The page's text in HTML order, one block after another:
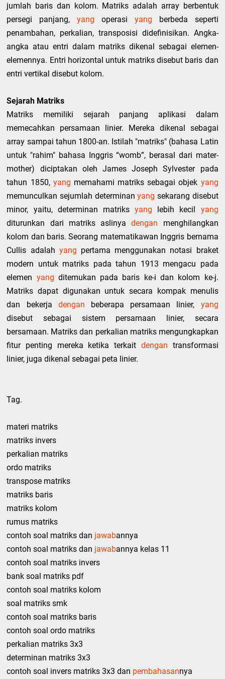
jumlah baris dan kolom. Matriks adalah array berbentuk
persegi panjang,yang operasi yang berbeda seperti
penambahan, perkalian, transposisi didefinisikan. Angka-
angka atau entri dalam matriks dikenal sebagai elemen-
elemennya. Entri horizontal untuk matriks disebut baris dan
entri vertikal disebut kolom.
Sejarah Matriks
Matriks memiliki sejarah panjang aplikasi dalam
memecahkan persamaan linier. Mereka dikenal sebagai
array sampai tahun 1800-an. Istilah "matriks" (bahasa Latin
untuk "rahim" bahasa Inggris “womb”, berasal dari mater-
mother) diciptakan oleh James Joseph Sylvester pada
tahun 1850, yang memahami matriks sebagai objek yang
memunculkan sejumlah determinanyang sekarang disebut
minor, yaitu, determinan matriksyang lebih kecil yang
diturunkan dari matriks aslinyadengan menghilangkan
kolom dan baris. Seorang matematikawan Inggris bernama
Cullis adalah yang pertama menggunakan notasi braket
modern untuk matriks pada tahun 1913 mengacu pada
elemen yang ditemukan pada baris ke-i dan kolom ke-j.
Matriks dapat digunakan untuk secara kompak menulis
dan bekerja dengan beberapa persamaan linier, yang
disebut sebagai sistem persamaan linier, secara
bersamaan. Matriks dan perkalian matriks mengungkapkan
fitur penting mereka ketika terkait dengan transformasi
linier, juga dikenal sebagai peta linier.
Tag.
materi matriks
matriks invers
perkalian matriks
ordo matriks
transpose matriks
matriks baris
matriks kolom
rumus matriks
contoh soal matriks dan jawabannya
contoh soal matriks dan jawabannya kelas 11
contoh soal matriks invers
bank soal matriks pdf
contoh soal matriks kolom
soal matriks smk
contoh soal matriks baris
contoh soal ordo matriks
perkalian matriks 3x3
determinan matriks 3x3
contoh soal invers matriks 3x3 dan pembahasannya